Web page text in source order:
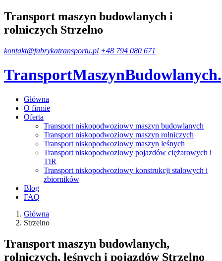
Transport maszyn budowlanych i
rolniczych Strzelno
kontakt@fabrykatransportu.pl +48 794 080 671
TransportMaszynBudowlanych
Główna
O firmie
Oferta
Transport niskopodwoziowy maszyn budowlanych
Transport niskopodwoziowy maszyn rolniczych
Transport niskopodwoziowy maszyn leśnych
Transport niskopodwoziowy pojazdów ciężarowych i
TIR
Transport niskopodwoziowy konstrukcji stalowych i
zbiorników
Blog
FAQ
Główna
Strzelno
Transport maszyn budowlanych,
rolniczych, leśnych i pojazdów Strzelno